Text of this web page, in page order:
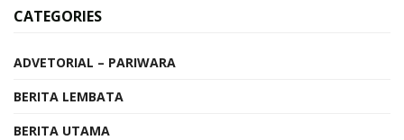
CATEGORIES
ADVETORIAL – PARIWARA
BERITA LEMBATA
BERITA UTAMA